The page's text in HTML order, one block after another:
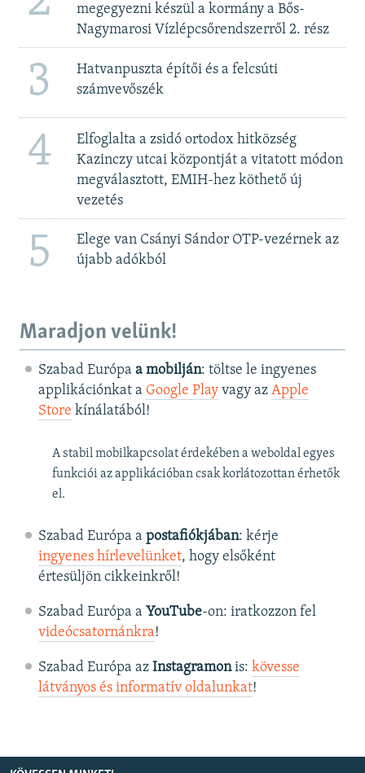
megegyezni készül a kormány a Bős-
Nagymarosi Vízlépcsőrendszerről 2. rész
3
Hatvanpuszta építői és a felcsúti
számvevőszék
4
Elfoglalta a zsidó ortodox hitközség
Kazinczy utcai központját a vitatott módon
megválasztott, EMIH-hez köthető új
vezetés
5
Elege van Csányi Sándor OTP-vezérnek az
újabb adókból
Maradjon velünk!
Szabad Európa a mobilján: töltse le ingyenes
applikációnkat a Google Playvagy az Apple
Store kínálatából!
A stabil mobilkapcsolat érdekében a weboldal egyes
funkciói az applikációban csak korlátozottan érhetők
el.
Szabad Európa a postafiókjában: kérje
ingyenes hírlevelünket, hogy elsőként
értesüljön cikkeinkről!
Szabad Európa a YouTube-on: iratkozzon fel
videócsatornánkra!
Szabad Európa az Instagramonis: kövesse
látványos és informatív oldalunkat! ​